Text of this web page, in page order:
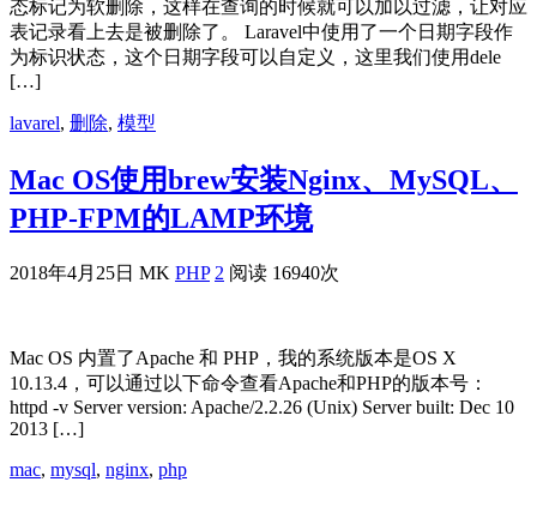
态标记为软删除，这样在查询的时候就可以加以过滤，让对应
表记录看上去是被删除了。 Laravel中使用了一个日期字段作
为标识状态，这个日期字段可以自定义，这里我们使用dele
[…]
lavarel, 删除, 模型
Mac OS使用brew安装Nginx、MySQL、
PHP-FPM的LAMP环境
2018年4月25日 MK PHP 2 阅读 16940次
Mac OS 内置了Apache 和 PHP，我的系统版本是OS X
10.13.4，可以通过以下命令查看Apache和PHP的版本号：
httpd -v Server version: Apache/2.2.26 (Unix) Server built: Dec 10
2013 […]
mac, mysql, nginx, php